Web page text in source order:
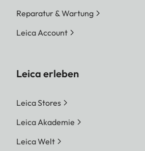
Reparatur & Wartung
Leica Account
Leica erleben
Leica Stores
Leica Akademie
Leica Welt